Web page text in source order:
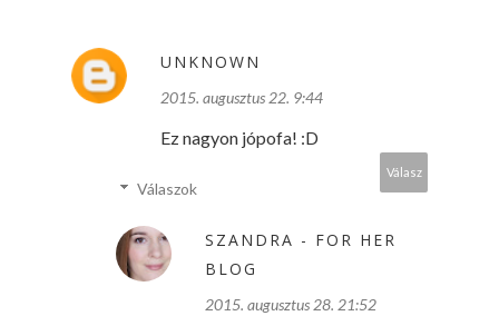
UNKNOWN
2015. augusztus 22. 9:44
Ez nagyon jópofa! :D
Válasz
Válaszok
SZANDRA - FOR HER
BLOG
2015. augusztus 28. 21:52